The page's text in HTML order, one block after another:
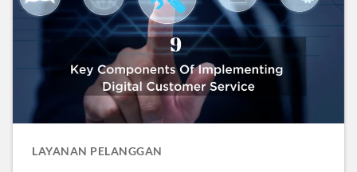
LAYANAN PELANGGAN